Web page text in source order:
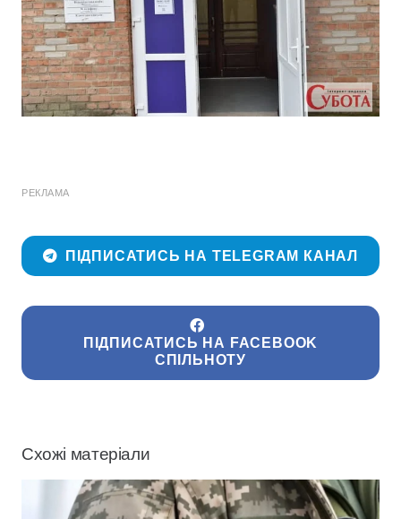
РЕКЛАМА
ПІДПИСАТИСЬ НА TELEGRAM КАНАЛ
ПІДПИСАТИСЬ НА FACEBOOK
СПІЛЬНОТУ
Схожі матеріали